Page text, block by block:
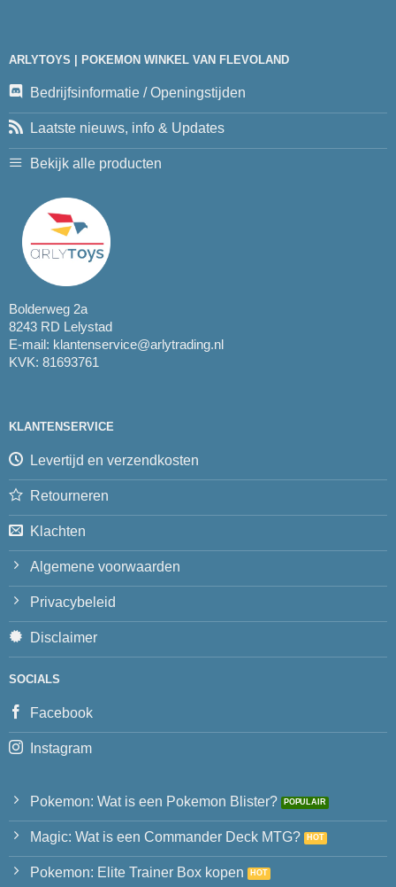
ARLYTOYS | POKEMON WINKEL VAN FLEVOLAND
Bedrijfsinformatie / Openingstijden
Laatste nieuws, info & Updates
Bekijk alle producten
Bolderweg 2a
8243 RD Lelystad
E-mail: klantenservice@arlytrading.nl
KVK: 81693761
KLANTENSERVICE
Levertijd en verzendkosten
Retourneren
Klachten
Algemene voorwaarden
Privacybeleid
Disclaimer
SOCIALS
Facebook
Instagram
Pokemon: Wat is een Pokemon Blister?
Magic: Wat is een Commander Deck MTG?
Pokemon: Elite Trainer Box kopen